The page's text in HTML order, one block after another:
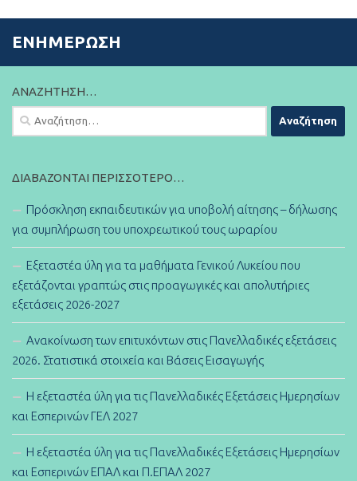
ΕΝΗΜΈΡΩΣΗ
ΑΝΑΖΉΤΗΣΗ…
Αναζήτηση
για:
ΔΙΑΒΆΖΟΝΤΑΙ ΠΕΡΙΣΣΌΤΕΡΟ…
Πρόσκληση εκπαιδευτικών για υποβολή αίτησης – δήλωσης
για συμπλήρωση του υποχρεωτικού τους ωραρίου
Εξεταστέα ύλη για τα μαθήματα Γενικού Λυκείου που
εξετάζονται γραπτώς στις προαγωγικές και απολυτήριες
εξετάσεις 2026-2027
Ανακοίνωση των επιτυχόντων στις Πανελλαδικές εξετάσεις
2026. Στατιστικά στοιχεία και Βάσεις Εισαγωγής
Η εξεταστέα ύλη για τις Πανελλαδικές Εξετάσεις Ημερησίων
και Εσπερινών ΓΕΛ 2027
Η εξεταστέα ύλη για τις Πανελλαδικές Εξετάσεις Ημερησίων
και Εσπερινών ΕΠΑΛ και Π.ΕΠΑΛ 2027